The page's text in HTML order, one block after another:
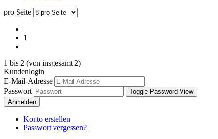
pro Seite
1
1 bis 2 (von insgesamt 2)
Kundenlogin
E-Mail-Adresse
Passwort
Toggle Password View
Anmelden
Konto erstellen
Passwort vergessen?